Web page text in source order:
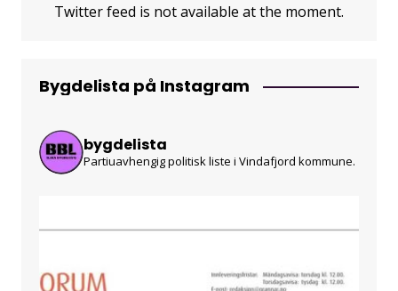
Twitter feed is not available at the moment.
Bygdelista på Instagram
bygdelista
Partiuavhengig politisk liste i Vindafjord kommune.